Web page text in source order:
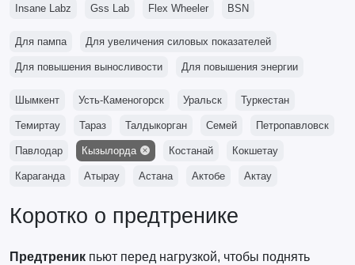
Insane Labz Gss Lab Flex Wheeler BSN
Для пампа Для увеличения силовых показателей
Для повышения выносливости Для повышения энергии
Шымкент Усть-Каменогорск Уральск Туркестан
Темиртау Тараз Талдыкорган Семей Петропавловск
Павлодар Кызылорда Костанай Кокшетау
Караганда Атырау Астана Актобе Актау
Коротко о предтренике
Предтреникпьют перед нагрузкой, чтобы поднять